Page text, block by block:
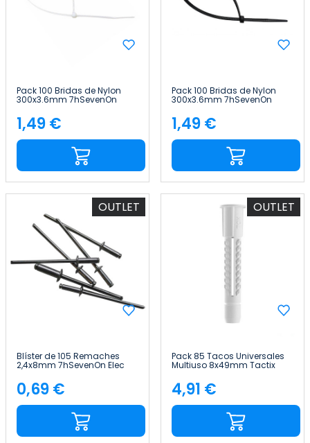
Pack 100 Bridas de Nylon
300x3.6mm 7hSevenOn
Precio
1,49 €
Pack 100 Bridas de Nylon
300x3.6mm 7hSevenOn
Precio
1,49 €
OUTLET
Blíster de 105 Remaches
2,4x8mm 7hSevenOn Elec
Precio
0,69 €
OUTLET
Pack 85 Tacos Universales
Multiuso 8x49mm Tactix
Precio
4,91 €